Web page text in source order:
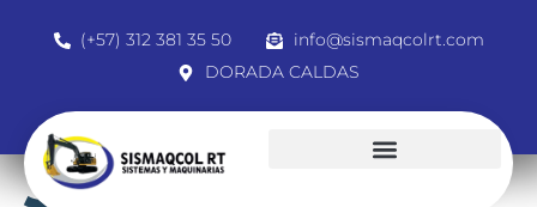
(+57) 312 381 35 50
info@sismaqcolrt.com
DORADA CALDAS
3132331